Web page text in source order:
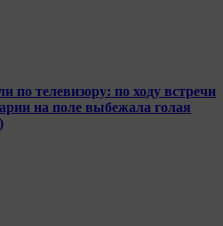
по телевизору: по ходу встречи
на поле выбежала голая